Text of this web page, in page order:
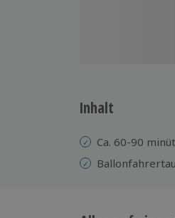
Inhalt
Ca. 60-90